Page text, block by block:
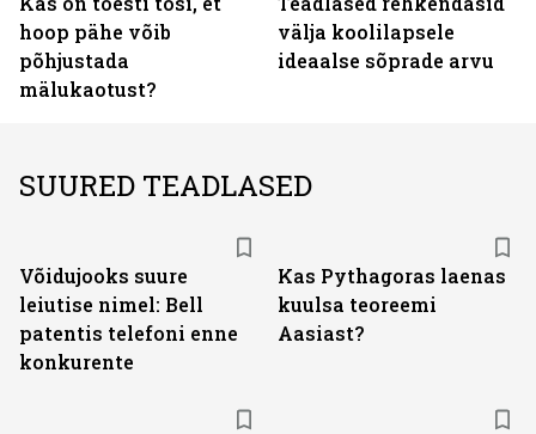
hoop pähe võib
põhjustada
mälukaotust?
välja koolilapsele
ideaalse sõprade arvu
SUURED TEADLASED
Võidujooks suure
leiutise nimel: Bell
patentis telefoni enne
konkurente
Kas Pythagoras laenas
kuulsa teoreemi
Aasiast?